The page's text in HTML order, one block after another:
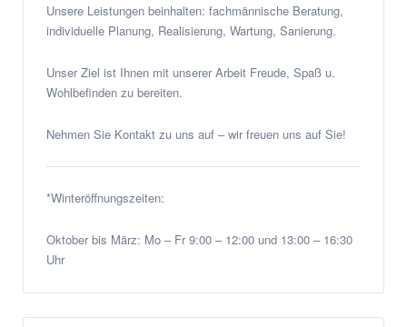
Unsere Leistungen beinhalten: fachmännische Beratung,
individuelle Planung, Realisierung, Wartung, Sanierung.
Unser Ziel ist Ihnen mit unserer Arbeit Freude, Spaß u.
Wohlbefinden zu bereiten.
Nehmen Sie Kontakt zu uns auf – wir freuen uns auf Sie!
*Winteröffnungszeiten:
Oktober bis März: Mo – Fr 9:00 – 12:00 und 13:00 – 16:30
Uhr